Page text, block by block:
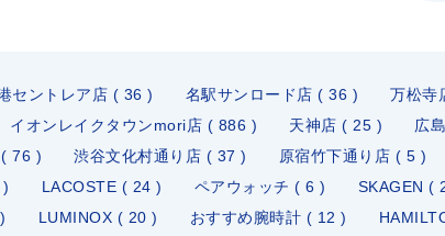
セントレア店 ( 36 ) 名駅サンロード店 ( 36 )
万松寺
イオンレイクタウンmori店 ( 886 ) 天神店 ( 25 )
広
76 ) 渋谷文化村通り店 ( 37 )
原宿竹下通り店 ( 5 )
LACOSTE ( 24 ) ペアウォッチ ( 6 )
SKAGEN (
LUMINOX ( 20 ) おすすめ腕時計 ( 12 )